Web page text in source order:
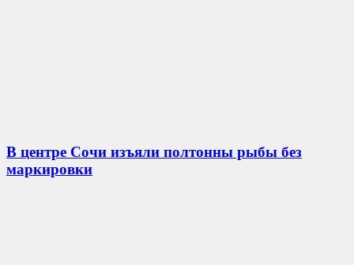
В центре Сочи изъяли полтонны рыбы без
маркировки